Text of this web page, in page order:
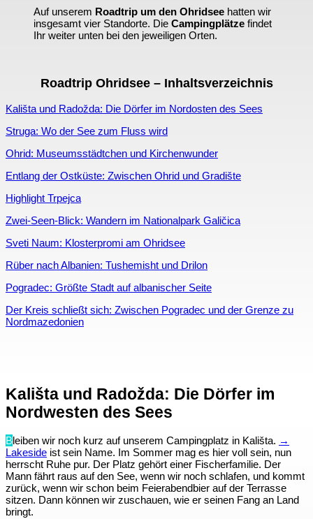
Auf unserem Roadtrip um den Ohridsee hatten wir
insgesamt vier Standorte. Die Campingplätze findet
Ihr weiter unten bei den jeweiligen Orten.
Roadtrip Ohridsee – Inhaltsverzeichnis
Kališta und Radožda: Die Dörfer im Nordosten des Sees
Struga: Wo der See zum Fluss wird
Ohrid: Museumsstädtchen und Kirchenwunder
Entlang der Ostküste: Zwischen Ohrid und Gradište
Highlight Trpejca
Zwei-Seen-Blick: Wandern im Nationalpark Galičica
Sveti Naum: Klosterpromi am Ohridsee
Rüber nach Albanien: Tushemisht und Drilon
Pogradec: Größte Stadt auf albanischer Seite
Der Kreis schließt sich: Zwischen Pogradec und der Grenze zu
Nordmazedonien
Kališta und Radožda: Die Dörfer im
Nordwesten des Sees
Bleiben wir noch kurz auf unserem Campingplatz in Kališta. →
Lakeside ist sein Name. Im Sommer mag es hier voll sein, nun
herrscht Ruhe pur. Der Platz gehört einer Fischerfamilie. Der
Mann fährt raus auf den See, wenn wir noch schlafen, und kommt
zurück, wenn wir schon beim Feierabendbier auf der Terrasse
sitzen. Dann können wir zuschauen, wie er seinen Fang an Land
bringt.